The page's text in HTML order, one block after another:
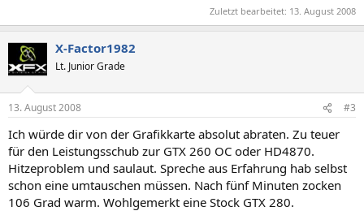
Zuletzt bearbeitet: 13. August 2008
X-Factor1982
Lt. Junior Grade
13. August 2008 #3
Ich würde dir von der Grafikkarte absolut abraten. Zu teuer
für den Leistungsschub zur GTX 260 OC oder HD4870.
Hitzeproblem und saulaut. Spreche aus Erfahrung hab selbst
schon eine umtauschen müssen. Nach fünf Minuten zocken
106 Grad warm. Wohlgemerkt eine Stock GTX 280.